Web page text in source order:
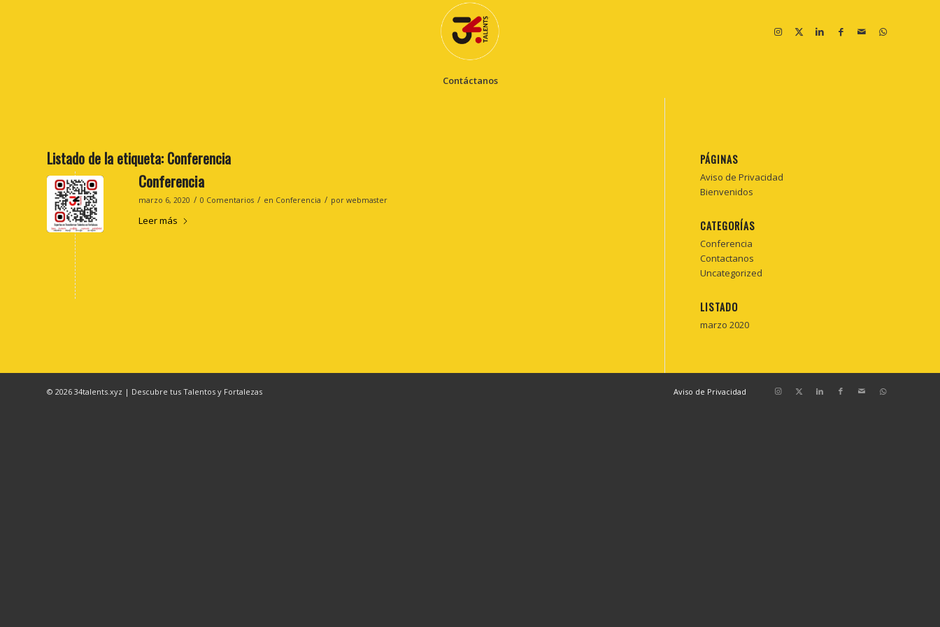
Contáctanos
Listado de la etiqueta: Conferencia
Conferencia
marzo 6, 2020 / 0 Comentarios / en Conferencia / por webmaster
Leer más
PÁGINAS
Aviso de Privacidad
Bienvenidos
CATEGORÍAS
Conferencia
Contactanos
Uncategorized
LISTADO
marzo 2020
© 2026 34talents.xyz | Descubre tus Talentos y Fortalezas Aviso de Privacidad